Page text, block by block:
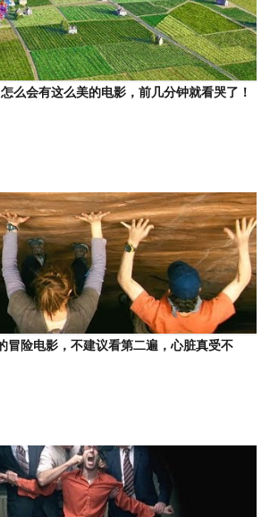
么会有这么美的电影，前几分钟就看哭了！
冒险电影，不建议看第二遍，心脏真受不